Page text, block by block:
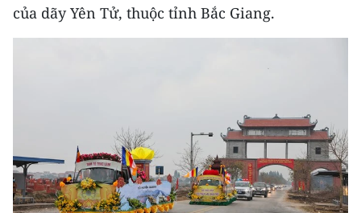
TIN ĐỊA PHƯƠNG
Trung du và miền núi phía Bắc
của dãy Yên Tử, thuộc tỉnh Bắc Giang.